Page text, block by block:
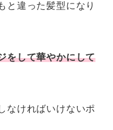
と違った髪型になり
をして華やかにして
なければいけないポ